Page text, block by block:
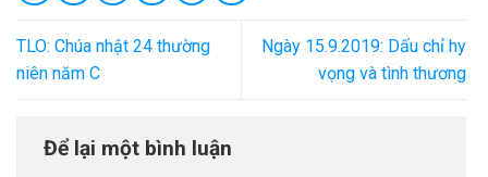
TLO: Chúa nhật 24 thường
niên năm C
Ngày 15.9.2019: Dấu chỉ hy
vọng và tình thương
Để lại một bình luận